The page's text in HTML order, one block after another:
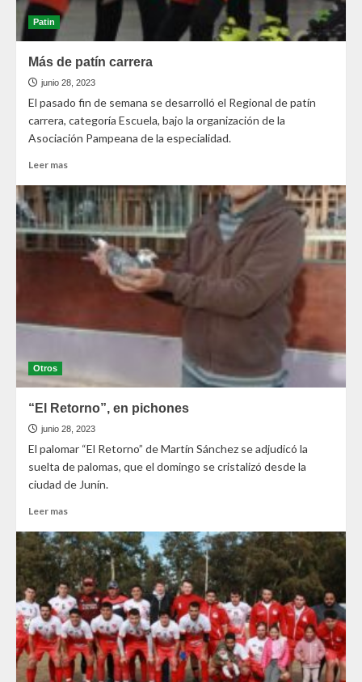
Patin
Más de patín carrera
junio 28, 2023
El pasado fin de semana se desarrolló el Regional de patín
carrera, categoría Escuela, bajo la organización de la
Asociación Pampeana de la especialidad.
Leer mas
Otros
“El Retorno”, en pichones
junio 28, 2023
El palomar “El Retorno” de Martín Sánchez se adjudicó la
suelta de palomas, que el domingo se cristalizó desde la
ciudad de Junín.
Leer mas